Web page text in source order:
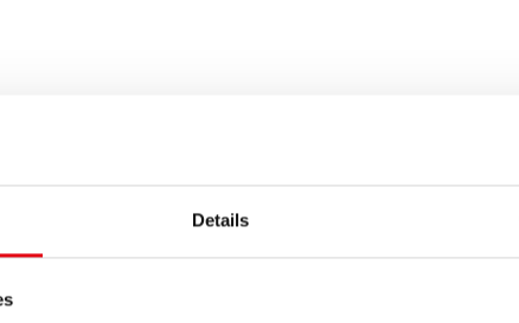
Details
rund ums Wasser im Burgenland
des Landes
Kontrolle Neusiedler See und Salzlacken des